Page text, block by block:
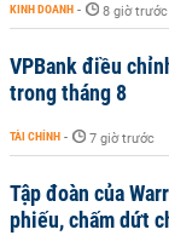
KINH DOANH - 8 giờ trước
VPBank điều
trong tháng 8
TÀI CHÍNH - 7 giờ trước
Tập đoàn của
phiếu, chấm dứt